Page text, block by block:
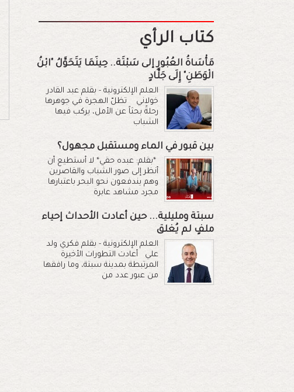
كتاب الرأي
مَأْسَاةُ العُبُورِ إلى سَبْتَة.. حِينَمَا يَتَحَوَّلُ "ابْنُ
الْوَطَنِ" إِلَى جَلَّادٍ
العلم الإلكترونية - بقلم عبد القادر
خولاني تظلّ الهجرة في جوهرها
رحلةً بحثاً عن الأمل، يركب فيها
الشباب
بين قبور في الماء ومستقبل مجهول؟
*بقلم: عبده حقي* لا أستطيع أن
أنظر إلى صور الشباب والقاصرين
وهم يندفعون نحو البحر باعتبارها
مجرد مشاهد عابرة
سبتة ومليلية... حين أعادت الأحداث إحياء
ملفٍ لم يُغلق
العلم الإلكترونية - بقلم فكري ولد
علي أعادت التطورات الأخيرة
المرتبطة بمدينة سبتة، وما رافقها
من عبور عدد من